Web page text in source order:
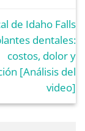
de Idaho Falls
dentales:
costos, dolor y
[Análisis del
video]